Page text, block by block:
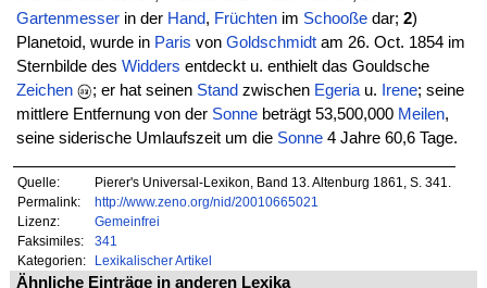
Gartenmesserin der Hand, Früchtenim Schooßedar; 2)
Planetoid, wurde in Paris von Goldschmidtam 26. Oct. 1854 im
Sternbilde des Widders entdeckt u. enthielt das Gouldsche
Zeichen
; er hat seinen Stand zwischen Egeriau. Irene; seine
mittlere Entfernung von der Sonnebeträgt 53,500,000 Meilen,
seine siderische Umlaufszeit um die Sonne4 Jahre 60,6 Tage.
Quelle:
Pierer's Universal-Lexikon, Band 13. Altenburg 1861, S. 341.
Permalink:
http://www.zeno.org/nid/20010665021
Lizenz:
Gemeinfrei
Faksimiles:
341
Kategorien:
Lexikalischer Artikel
Ähnliche Einträge in anderen Lexika